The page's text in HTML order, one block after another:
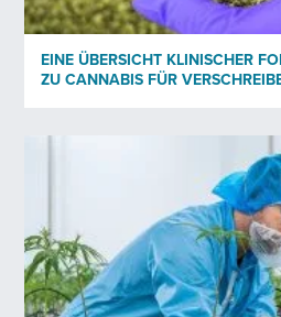
Ich habe die
stimme ihnen zu.
Datenschutzrichtlinie
EINE ÜBERSICHT KLINISCHER
ZU CANNABIS FÜR